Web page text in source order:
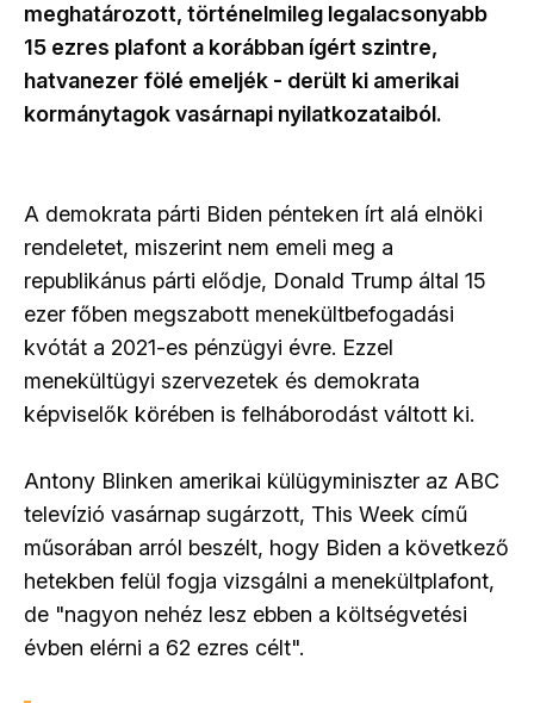
meghatározott, történelmileg legalacsonyabb
15 ezres plafont a korábban ígért szintre,
hatvanezer fölé emeljék - derült ki amerikai
kormánytagok vasárnapi nyilatkozataiból.
A demokrata párti Biden pénteken írt alá elnöki
rendeletet, miszerint nem emeli meg a
republikánus párti elődje, Donald Trump által 15
ezer főben megszabott menekültbefogadási
kvótát a 2021-es pénzügyi évre. Ezzel
menekültügyi szervezetek és demokrata
képviselők körében is felháborodást váltott ki.
Antony Blinken amerikai külügyminiszter az ABC
televízió vasárnap sugárzott, This Week című
műsorában arról beszélt, hogy Biden a következő
hetekben felül fogja vizsgálni a menekültplafont,
de "nagyon nehéz lesz ebben a költségvetési
évben elérni a 62 ezres célt".